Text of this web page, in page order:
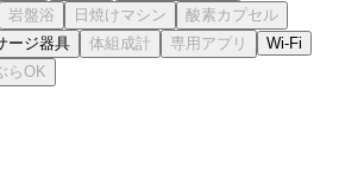
ージ器具
Wi-Fi